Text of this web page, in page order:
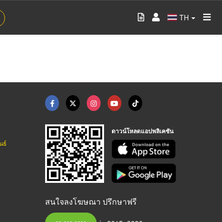
TH
ธ์
ดาวน์โหลดแอปพลิเคชัน
สนใจลงโฆษณา ปรึกษาฟรี